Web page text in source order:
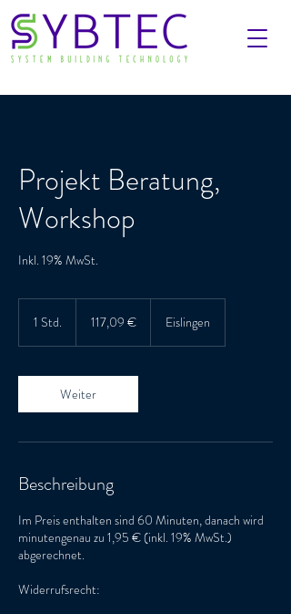
Projekt Beratung,
Workshop
Inkl. 19% MwSt.
1 Std.
d
117,09 € Eislingen
Weiter
Beschreibung
Im Preis enthalten sind 60 Minuten, danach wird
minutengenau zu 1,95 € (inkl. 19% MwSt.)
abgerechnet.
Widerrufsrecht: